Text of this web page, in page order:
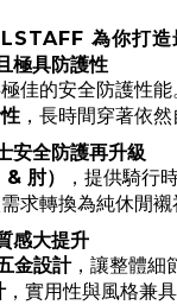
為你打造
極具防護性
極佳的安全防護性能
，長時間穿著依然
安全防護再升級
肘）
，提供騎行
求轉換為純休閒襯
感大提升
金設計，讓整體細
，實用性與風格兼具